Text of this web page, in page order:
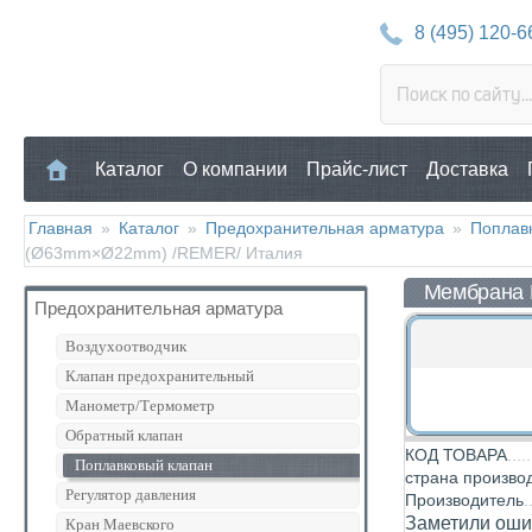
8 (495) 120-
Каталог О компании Прайс-лист Доставка
Главная » Каталог » Предохранительная арматура »
(Ø63mm×Ø22mm) /REMER/ Италия
Предохранительная арматура
Воздухоотводчик
Клапан предохранительный
Манометр/Термометр
Обратный клапан
Поплавковый клапан
Регулятор давления
Кран Маевского
Мембрана
КОД ТОВАРА
страна
Производитель
Заметили